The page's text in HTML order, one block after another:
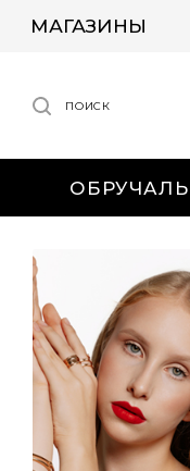
МАГАЗИНЫ
ПОИСК